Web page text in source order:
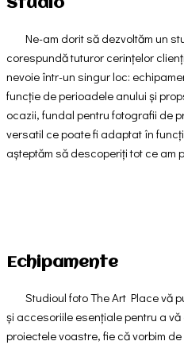
Studio
Ne-am dorit să dezvoltăm un
corespundă tuturor cerințelor
nevoie într-un singur loc:
funcție de perioadele anului și
ocazii, fundal pentru fotografii de
versatil ce poate fi adaptat în
așteptăm să descoperiți tot ce am
Echipamente
Studioul foto The Art Place vă
și accesoriile esențiale pentru a
proiectele voastre, fie că vorbim